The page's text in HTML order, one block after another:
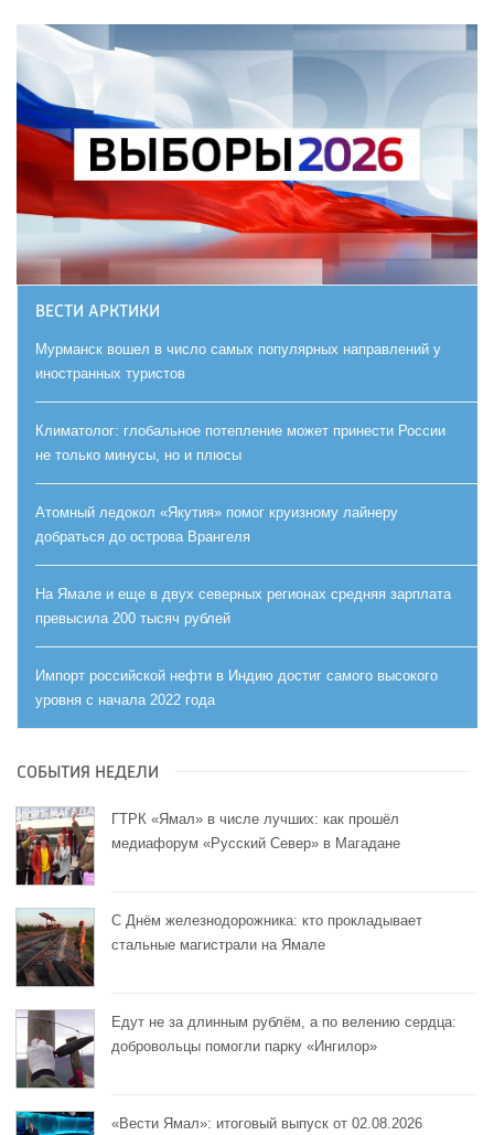
ВЕСТИ АРКТИКИ
Мурманск вошел в число самых популярных направлений у
иностранных туристов
Климатолог: глобальное потепление может принести России
не только минусы, но и плюсы
Атомный ледокол «Якутия» помог круизному лайнеру
добраться до острова Врангеля
На Ямале и еще в двух северных регионах средняя зарплата
превысила 200 тысяч рублей
Импорт российской нефти в Индию достиг самого высокого
уровня с начала 2022 года
СОБЫТИЯ НЕДЕЛИ
ГТРК «Ямал» в числе лучших: как прошёл
медиафорум «Русский Север» в Магадане
С Днём железнодорожника: кто прокладывает
стальные магистрали на Ямале
Едут не за длинным рублём, а по велению сердца:
добровольцы помогли парку «Ингилор»
«Вести Ямал»: итоговый выпуск от 02.08.2026